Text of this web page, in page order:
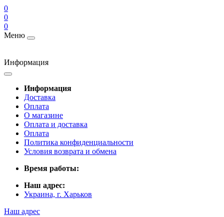
0
0
0
Меню
Информация
Информация
Доставка
Оплата
О магазине
Оплата и доставка
Оплата
Политика конфиденциальности
Условия возврата и обмена
Время работы:
Наш адрес:
Украина, г. Харьков
Наш адрес